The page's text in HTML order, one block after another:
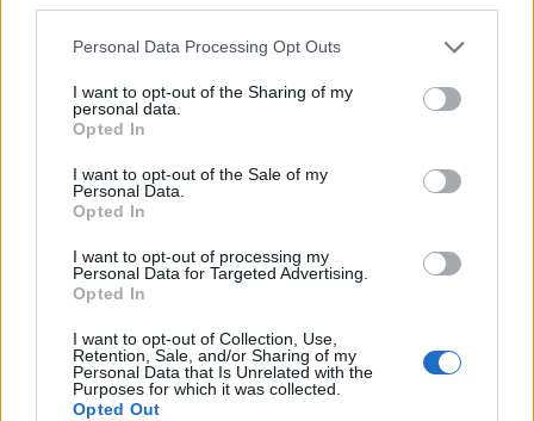
Personal Data Processing Opt Outs
I want to opt-out of the Sharing of my
personal data.
Opted In
I want to opt-out of the Sale of my
Personal Data.
Opted In
I want to opt-out of processing my
Personal Data for Targeted Advertising.
Opted In
I want to opt-out of Collection, Use,
Retention, Sale, and/or Sharing of my
Personal Data that Is Unrelated with the
Purposes for which it was collected.
Opted Out
γραμματέα του ΟΗΕ Αντόνιο Γκουτέρες, έχει
προγραμματιστεί σύνοδος κορυφής για την
κλιματική φιλοδοξία.
«Η Ιστορία θα θυμάται την ανάληψη δράσης ή την
«Αν είμαστε τυχεροί, θα υπάρχουν άνθρωποι που θα
θυμούνται τι έκαναν (οι ηγέτες του κόσμου) σε αυτήν